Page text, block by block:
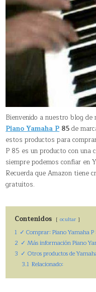
Bienvenido a nuestro blog
Piano Yamaha P85de
estos productos para
P 85 es un producto con una
siempre podemos confiar en
Recuerda que Amazon tiene
gratuitos.
Contenidos ocultar
1 ✓ Comprar: Piano Yamaha
2 ✓ Más información Piano
3 ✓ Otros productos de
3.1 Relacionado: